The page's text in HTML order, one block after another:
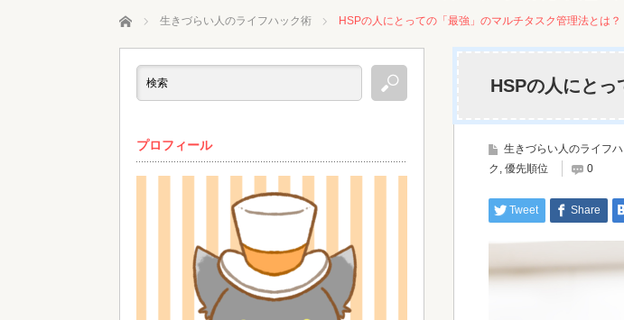
ホーム 生きづらい人のライフハック術 HSPの人にとっての「最強」のマルチタスク管理法とは？
HSPの人にとっ
生きづらい人のライフ
ク , 優先順位 0
Tweet Share
プロフィール